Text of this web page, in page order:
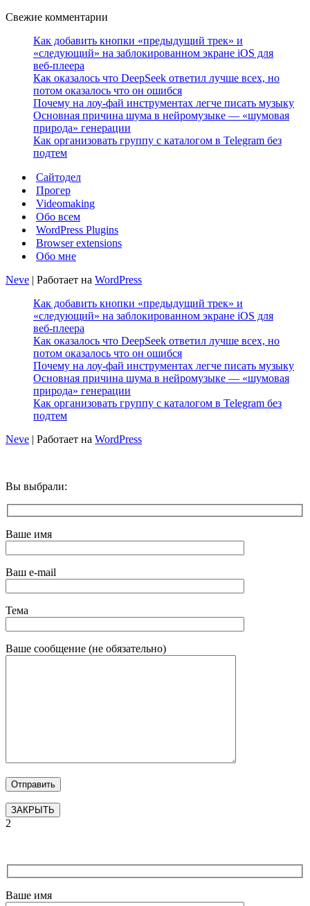
Свежие комментарии
Как добавить кнопки «предыдущий трек» и
«следующий» на заблокированном экране iOS для
веб‑плеера
Как оказалось что DeepSeek ответил лучше всех, но
потом оказалось что он ошибся
Почему на лоу-фай инструментах легче писать музыку
Основная причина шума в нейромузыке — «шумовая
природа» генерации
Как организовать группу с каталогом в Telegram без
подтем
Сайтодел
Прогер
Videomaking
Обо всем
WordPress Plugins
Browser extensions
Обо мне
Neve | Работает на WordPress
Как добавить кнопки «предыдущий трек» и
«следующий» на заблокированном экране iOS для
веб‑плеера
Как оказалось что DeepSeek ответил лучше всех, но
потом оказалось что он ошибся
Почему на лоу-фай инструментах легче писать музыку
Основная причина шума в нейромузыке — «шумовая
природа» генерации
Как организовать группу с каталогом в Telegram без
подтем
Neve | Работает на WordPress
Вы выбрали:
Ваше имя
Ваш e-mail
Тема
Ваше сообщение (не обязательно)
ЗАКРЫТЬ
2
Ваше имя